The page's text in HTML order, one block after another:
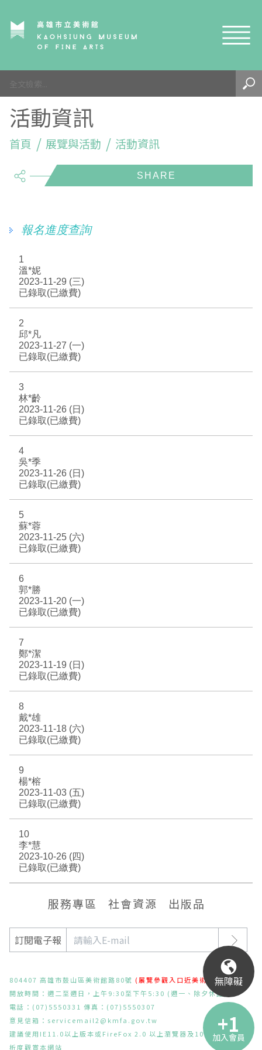
網站導覽
參觀資訊
參觀須知
開館時間
交通資訊
環境介紹
兒童美術館
高美館
無障礙服務專區
藝術之旅
三秌茶屋
Pinkoi 電商平台
展覽與活動
展覽資訊
徵件辦法
典藏與研究
典藏查詢
典藏圖檔申請
研究資源
南島當代記憶工程
研究出版
系列出版
線上學習
藝術閱聽
時代之聲│Podcasts
視覺影像資料庫│影音紀錄
藝術認證│高美館館刊
百夜藝術默讀│典藏閱讀
南島當代記憶工程│資料庫
典藏3D手上Run
線上展覽
珍珠—南方視野的女性藝術
流於形式—梁任宏個展(1999-2024)
透景線：實境的疊隱與擴張
民・間
2022高雄獎
2021 TAKAO．台客．南方HUE：李俊賢
2021高雄獎
2019 奔‧月—劉國松
AR/VR體驗
來自大地的祝福— 2019-2020典藏捐贈展
感知棲所— 關鍵典藏2019-2020
南方作為相遇之所
感動兔 高美特展
感動虎 高美特展
感動牛 高美特展
相遇在南方 - 教/學包
美術資源教室-手作課程
藝術遊戲號
畫想想‧想畫畫
尋寶高雄 - 校園推廣教材
關於我們
高美館
關於高美館/年報
組織職掌
規劃傳承
高美館大事記
兒童美術館
高美之友
美術館會員
合作夥伴
EN
活動資訊
首頁 展覽與活動 活動資訊
share
報名進度查詢
1
溫*妮
2023-11-29 (三)
已錄取(已繳費)
2
邱*凡
2023-11-27 (一)
已錄取(已繳費)
3
林*齡
2023-11-26 (日)
已錄取(已繳費)
4
吳*季
2023-11-26 (日)
已錄取(已繳費)
5
蘇*蓉
2023-11-25 (六)
已錄取(已繳費)
6
郭*勝
2023-11-20 (一)
已錄取(已繳費)
7
鄭*潔
2023-11-19 (日)
已錄取(已繳費)
8
戴*雄
2023-11-18 (六)
已錄取(已繳費)
9
楊*榕
2023-11-03 (五)
已錄取(已繳費)
10
李*慧
2023-10-26 (四)
已錄取(已繳費)
服務專區 社會資源 出版品
訂閱電子報
804407 高雄市鼓山區美術館路80號 (展覽參觀入口近美術東二路)
開放時間：週二至週日，上午9:30至下午5:30 (週一、除夕休館)
電話：(07)5550331 傳真：(07)5550307
意見信箱： servicemail2@kmfa.gov.tw
建議使用IE11.0以上版本或FireFox 2.0 以上瀏覽器及1024x768之解
析度觀賞本網站
無障礙
加入會員